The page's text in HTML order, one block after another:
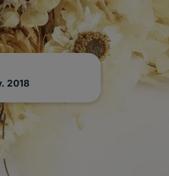
2018